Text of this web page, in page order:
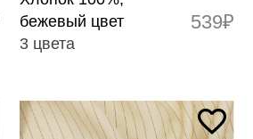
бежевый цвет
3 цвета
539₽